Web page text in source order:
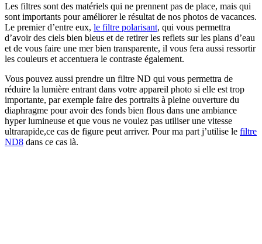
Les filtres sont des matériels qui ne prennent pas de place, mais qui
sont importants pour améliorer le résultat de nos photos de vacances.
Le premier d’entre eux, le filtre polarisant, qui vous permettra
d’avoir des ciels bien bleus et de retirer les reflets sur les plans d’eau
et de vous faire une mer bien transparente, il vous fera aussi ressortir
les couleurs et accentuera le contraste également.
Vous pouvez aussi prendre un filtre ND qui vous permettra de
réduire la lumière entrant dans votre appareil photo si elle est trop
importante, par exemple faire des portraits à pleine ouverture du
diaphragme pour avoir des fonds bien flous dans une ambiance
hyper lumineuse et que vous ne voulez pas utiliser une vitesse
ultrarapide,ce cas de figure peut arriver. Pour ma part j’utilise le filtre
ND8 dans ce cas là.